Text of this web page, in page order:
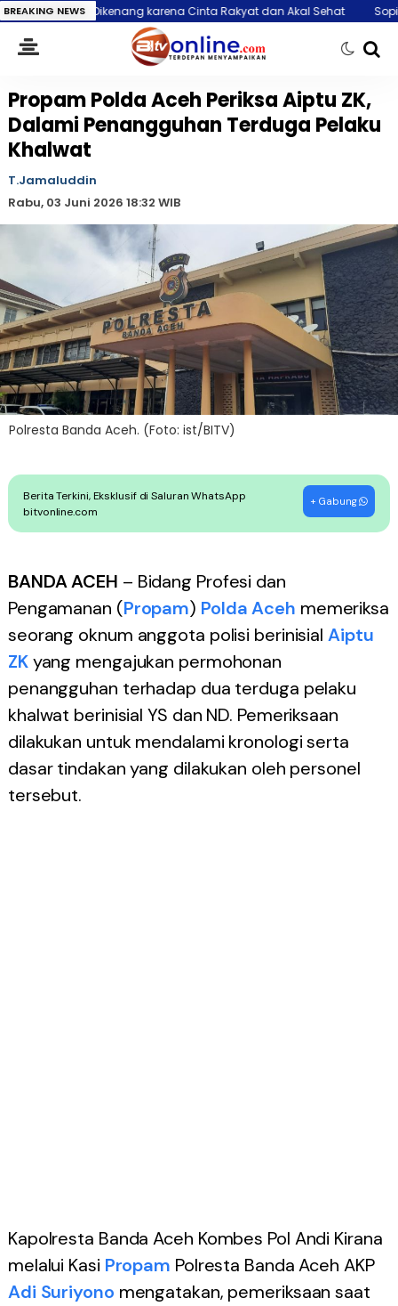
BREAKING NEWSkarena Cinta Rakyat dan Akal Sehat Sopir Truk Tangki Asal
Propam Polda Aceh Periksa Aiptu ZK,
Dalami Penangguhan Terduga Pelaku
Khalwat
T.Jamaluddin
Rabu, 03 Juni 2026 18:32 WIB
Polresta Banda Aceh. (Foto: ist/BITV)
Berita Terkini, Eksklusif di Saluran WhatsApp
bitvonline.com
+ Gabung
BANDA ACEH – Bidang Profesi dan
Pengamanan (Propam) Polda Aceh memeriksa
seorang oknum anggota polisi berinisial Aiptu
ZKyang mengajukan permohonan
penangguhan terhadap dua terduga pelaku
khalwat berinisial YS dan ND. Pemeriksaan
dilakukan untuk mendalami kronologi serta
dasar tindakan yang dilakukan oleh personel
tersebut.
Kapolresta Banda Aceh Kombes Pol Andi Kirana
melalui Kasi Propam Polresta Banda Aceh AKP
Adi Suriyono mengatakan, pemeriksaan saat